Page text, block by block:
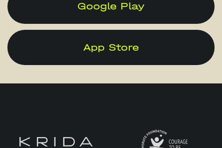
Google Play
App Store